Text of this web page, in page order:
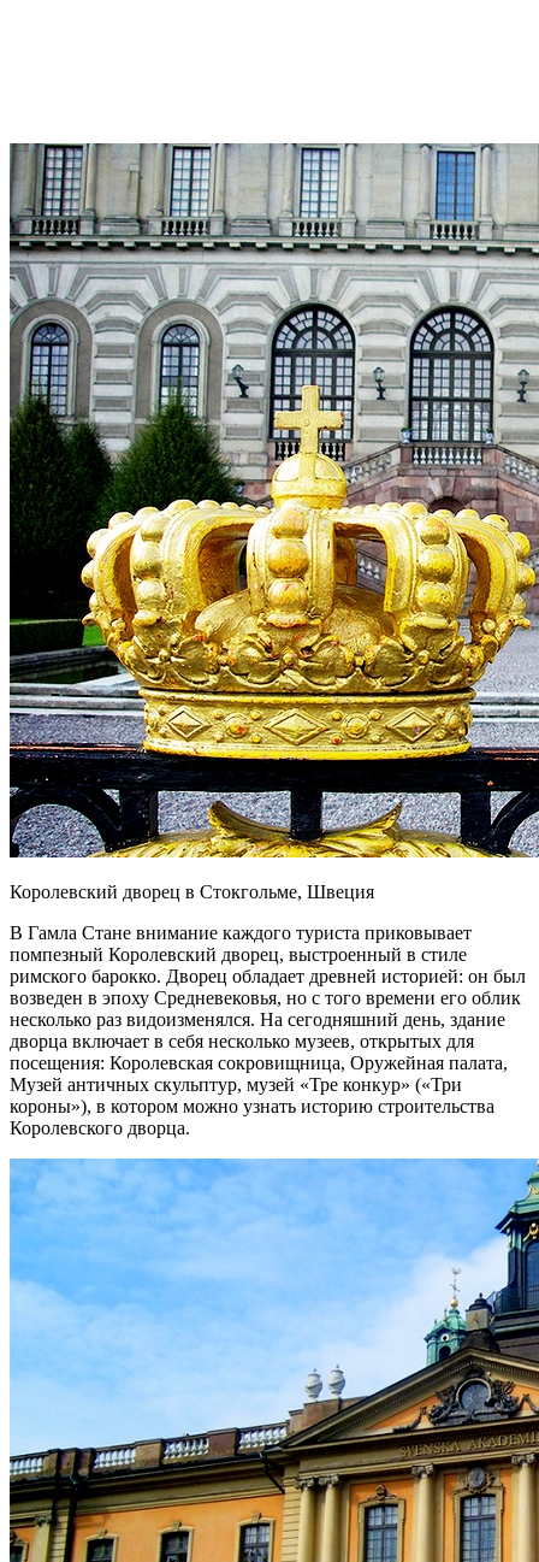
Королевский дворец в Стокгольме, Швеция
В Гамла Стане внимание каждого туриста приковывает
помпезный Королевский дворец, выстроенный в стиле
римского барокко. Дворец обладает древней историей: он был
возведен в эпоху Средневековья, но с того времени его облик
несколько раз видоизменялся. На сегодняшний день, здание
дворца включает в себя несколько музеев, открытых для
посещения: Королевская сокровищница, Оружейная палата,
Музей античных скульптур, музей «Тре конкур» («Три
короны»), в котором можно узнать историю строительства
Королевского дворца.